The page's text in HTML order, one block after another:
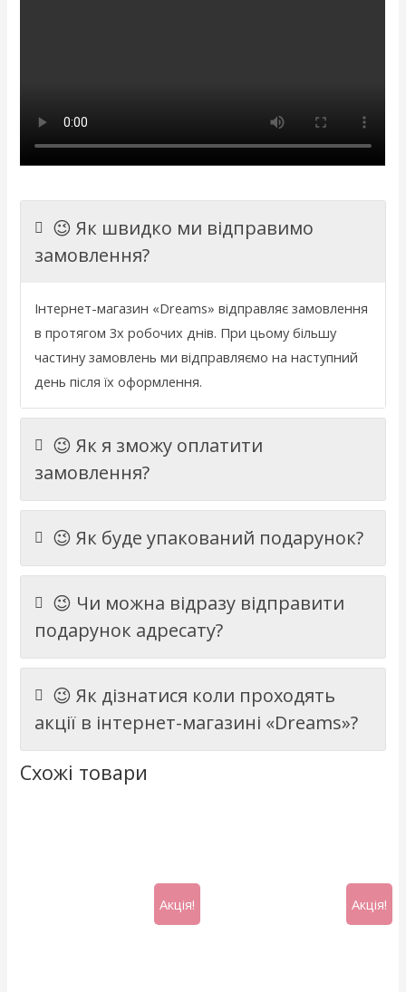
😉 Як швидко ми відправимо
замовлення?
Інтернет-магазин «Dreams» відправляє замовлення
в протягом 3х робочих днів. При цьому більшу
частину замовлень ми відправляємо на наступний
день після їх оформлення.
😉 Як я зможу оплатити
замовлення?
😉 Як буде упакований подарунок?
😉 Чи можна відразу відправити
подарунок адресату?
😉 Як дізнатися коли проходять
акції в інтернет-магазині «Dreams»?
Схожі товари
Акція! Акція!